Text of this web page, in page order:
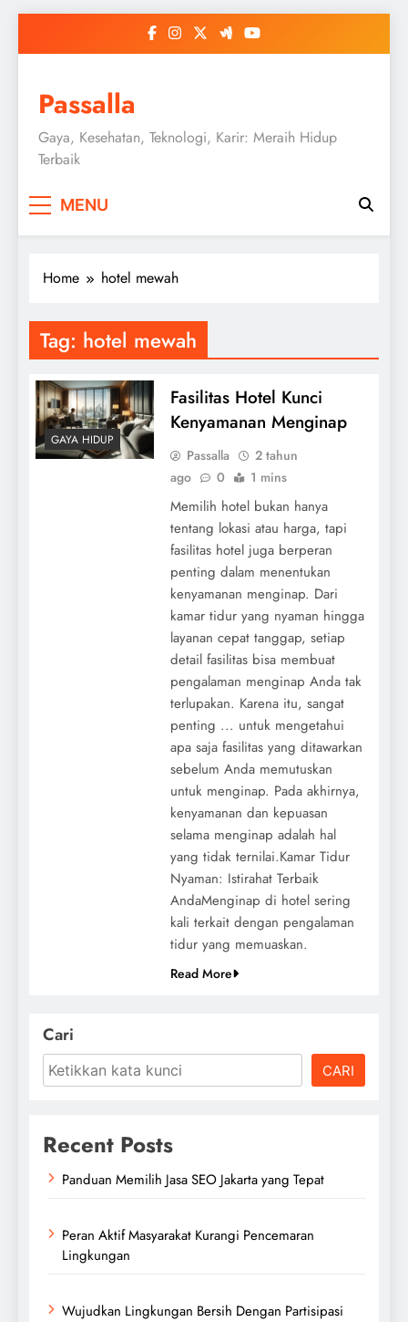
Passalla
Gaya, Kesehatan, Teknologi, Karir: Meraih Hidup
Terbaik
MENU
Home hotel mewah
Tag: hotel mewah
GAYA HIDUP
Fasilitas Hotel Kunci
Kenyamanan Menginap
Passalla
2 tahun
ago
0 1 mins
Memilih hotel bukan hanya
tentang lokasi atau harga, tapi
fasilitas hotel juga berperan
penting dalam menentukan
kenyamanan menginap. Dari
kamar tidur yang nyaman hingga
layanan cepat tanggap, setiap
detail fasilitas bisa membuat
pengalaman menginap Anda tak
terlupakan. Karena itu, sangat
penting ... untuk mengetahui
apa saja fasilitas yang ditawarkan
sebelum Anda memutuskan
untuk menginap. Pada akhirnya,
kenyamanan dan kepuasan
selama menginap adalah hal
yang tidak ternilai.Kamar Tidur
Nyaman: Istirahat Terbaik
AndaMenginap di hotel sering
kali terkait dengan pengalaman
tidur yang memuaskan.
Read More
Cari
CARI
Recent Posts
Panduan Memilih Jasa SEO Jakarta yang Tepat
Peran Aktif Masyarakat Kurangi Pencemaran
Lingkungan
Wujudkan Lingkungan Bersih Dengan Partisipasi